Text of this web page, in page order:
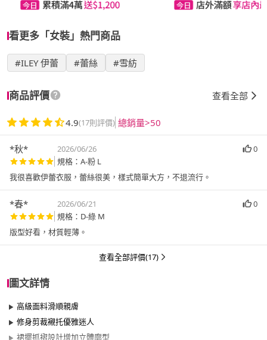
看更多「女裝」熱門商品
#ILEY 伊蕾 #蕾絲 #雪紡
商品評價 查看全部
4.9(17則評價) 總銷量>50
*秋* 2026/06/26
0
規格：A-粉 L
我很喜歡伊蕾衣服，蕾絲很美，樣式簡單大方，不退流行。
*春* 2026/06/21
0
規格：D-綠 M
版型好看，材質輕薄。
查看全部評價(17)
圖文詳情
高級面料滑順親膚
修身剪裁襯托優雅迷人
裙擺抓褶設計增加立體廓型